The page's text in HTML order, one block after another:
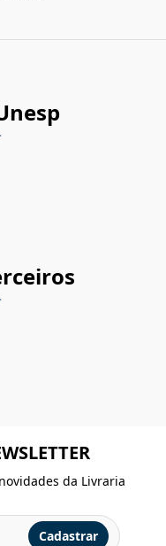
da Livraria
Cadastrar